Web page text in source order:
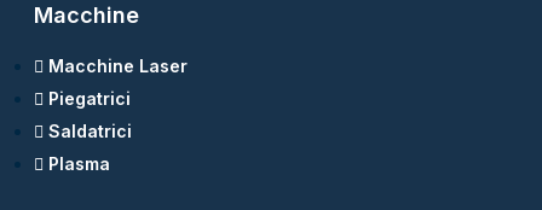
Macchine
Macchine Laser
Piegatrici
Saldatrici
Plasma